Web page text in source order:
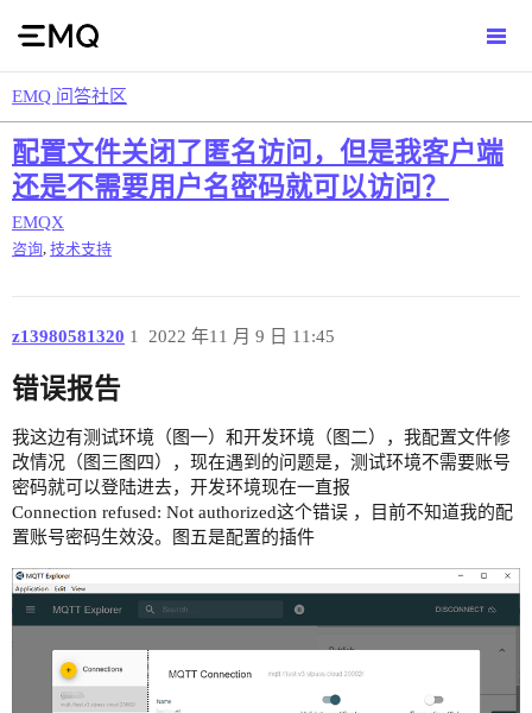
EMQ 问答社区
配置文件关闭了匿名访问，但是我客户端
还是不需要用户名密码就可以访问？
EMQX
咨询, 技术支持
z13980581320 2022 年11 月 9 日 11:45
1
错误报告
我这边有测试环境（图一）和开发环境（图二），我配置文件修
改情况（图三图四），现在遇到的问题是，测试环境不需要账号
密码就可以登陆进去，开发环境现在一直报
Connection refused: Not authorized这个错误 ，目前不知道我的配
置账号密码生效没。图五是配置的插件